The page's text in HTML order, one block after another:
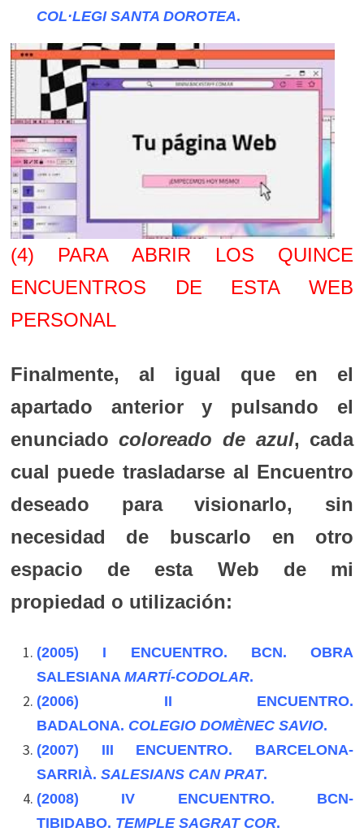
COL·LEGI SANTA DOROTEA.
(4) PARA ABRIR LOS QUINCE
ENCUENTROS DE ESTA WEB
PERSONAL
Finalmente, al igual que en el
apartado anterior y pulsando el
enunciadocoloreado de azul, cada
cual puede trasladarse al Encuentro
deseado para visionarlo, sin
necesidad de buscarlo en otro
espacio de esta Web de mi
propiedad o utilización:
(2005) I ENCUENTRO. BCN. OBRA
SALESIANA MARTÍ-CODOLAR.
(2006) II ENCUENTRO.
BADALONA. COLEGIO DOMÈNEC SAVIO.
(2007) III ENCUENTRO. BARCELONA-
SARRIÀ. SALESIANS CAN PRAT.
(2008) IV ENCUENTRO. BCN-
TIBIDABO. TEMPLE SAGRAT COR.